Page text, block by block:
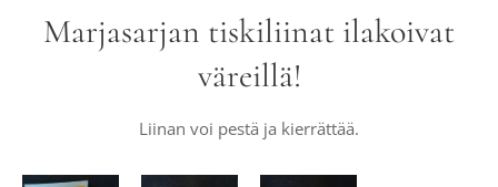
Marjasarjan tiskiliinat ilakoivat
väreillä!
Liinan voi pestä ja kierrättää.